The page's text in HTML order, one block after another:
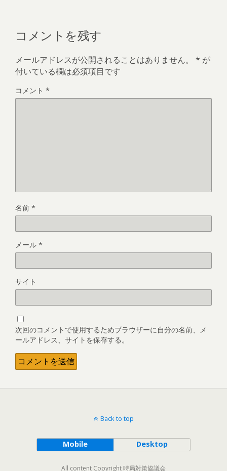
コメントを残す
メールアドレスが公開されることはありません。 * が
付いている欄は必須項目です
コメント *
名前 *
メール *
サイト
次回のコメントで使用するためブラウザーに自分の名前、メ
ールアドレス、サイトを保存する。
Back to top
Mobile Desktop
All content Copyright 時局対策協議会